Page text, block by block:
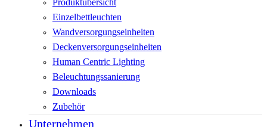
Produktübersicht
Einzelbettleuchten
Wandversorgungseinheiten
Deckenversorgungseinheiten
Human Centric Lighting
Beleuchtungssanierung
Downloads
Zubehör
Unternehmen